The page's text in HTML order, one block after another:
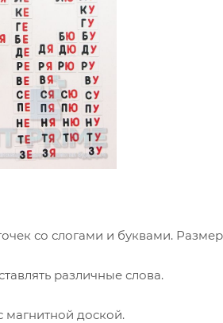
со слогами и буквами.
различные слова.
магнитной доской.